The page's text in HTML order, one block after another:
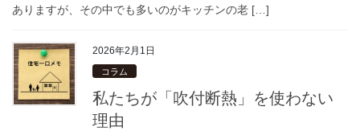
ありますが、その中でも多いのがキッチンの老 […]
2026年2月1日
コラム
私たちが「吹付断熱」を使わない
理由